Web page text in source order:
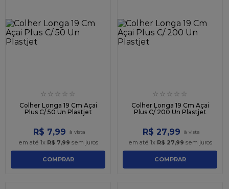
☆ ☆ ☆ ☆ ☆
Colher Longa 19 Cm Açai
Plus C/ 50 Un Plastjet
R$ 7,99
em até 1x R$ 7,99 sem juros
COMPRAR
☆ ☆ ☆ ☆ ☆
Colher Longa 19 Cm Açai
Plus C/ 200 Un Plastjet
R$ 27,99
em até 1x R$ 27,99 sem juros
COMPRAR
9º
caixa kraft
10º chocolate